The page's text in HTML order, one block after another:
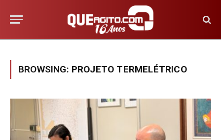
BROWSING: PROJETO TERMELÉTRICO